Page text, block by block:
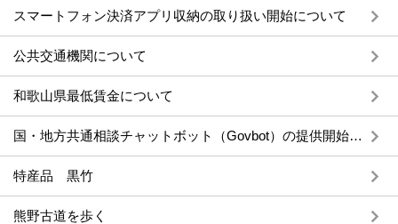
スマートフォン決済アプリ収納の取り扱い開始について
公共交通機関について
和歌山県最低賃金について
国・地方共通相談チャットボット（Govbot）の提供開始のお知らせと活用等のお願い
特産品 黒竹
熊野古道を歩く